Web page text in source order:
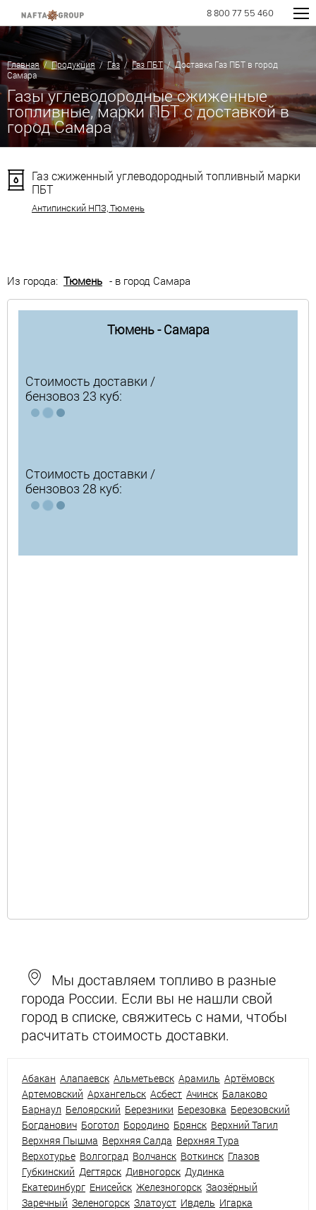
8 800 77 55 460
Главная/Продукция/Газ/ Газ ПБТ/ Доставка Газ ПБТ в город
Самара
Газы углеводородные сжиженные
топливные, марки ПБТ с доставкой в
город Самара
Газ сжиженный углеводородный топливный марки
ПБТ
Антипинский НПЗ, Тюмень
Из города: Тюмень - в город Самара
Тюмень - Самара
Стоимость доставки /
бензовоз 23 куб:
Стоимость доставки /
бензовоз 28 куб:
Мы доставляем топливо в разные
города России. Если вы не нашли свой
город в списке, свяжитесь с нами, чтобы
расчитать стоимость доставки.
Абакан Алапаевск Альметьевск Арамиль Артёмовск
Артемовский Архангельск Асбест Ачинск Балаково
Барнаул Белоярский Березники Березовка Березовский
Богданович Боготол Бородино Брянск Верхний Тагил
Верхняя Пышма Верхняя Салда Верхняя Тура
Верхотурье Волгоград Волчанск Воткинск Глазов
Губкинский Дегтярск Дивногорск Дудинка
Екатеринбург Енисейск Железногорск Заозёрный
Заречный Зеленогорск Златоуст Ивдель Игарка